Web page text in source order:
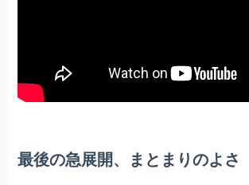
最後の急展開、まとまりのよさ